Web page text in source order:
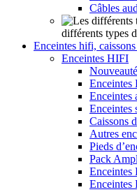
Câbles
différents types
Enceintes hifi,
Enceintes HIFI
Enceintes
Enceintes
Enceintes
Caissons
Autres
Pieds
Pack
Enceintes